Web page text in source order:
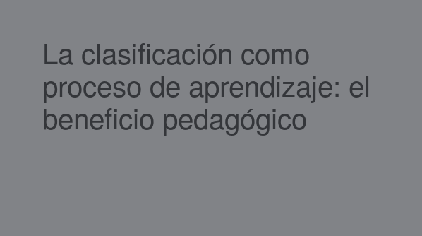
La clasificación como
proceso de aprendizaje: el
beneficio pedagógico